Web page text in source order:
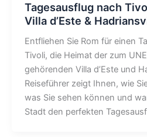
Tagesausflug nach
Villa d’Este &
Entfliehen Sie Rom für einen
Tivoli, die Heimat der zum
gehörenden Villa d’Este und
Reiseführer zeigt Ihnen, wie
was Sie sehen können und
Stadt den perfekten